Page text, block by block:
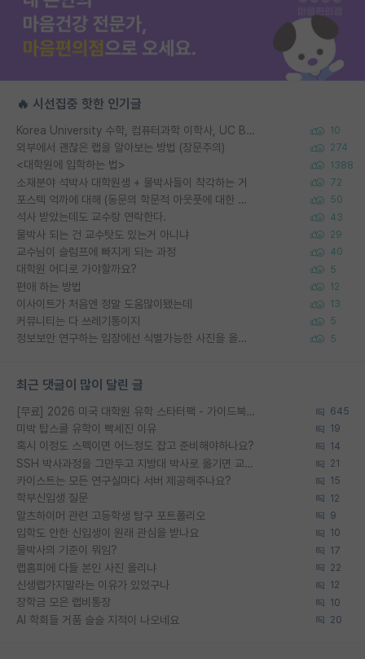
🔥 시선집중 핫한 인기글
Korea University 수학, 컴퓨터과학 이학사, UC Berkeley 산업공학 대학원 공학박사가 되는 것은 쉽지 않겠죠? 10
외부에서 괜찮은 랩을 알아보는 방법 (장문주의) 274
<대학원에 입학하는 법> 1388
소재분야 석박사 대학원생 + 물박사들이 착각하는 거 72
포스텍 억까에 대해 (동문의 학문적 아웃풋에 대한 반박) 50
석사 받았는데도 교수랑 연락한다. 43
물박사 되는 건 교수탓도 있는거 아니냐 29
교수님이 슬럼프에 빠지게 되는 과정 40
대학원 어디로 가야할까요? 5
편애 하는 방법 12
이사이트가 처음엔 정말 도움많이됐는데 13
커뮤니티는 다 쓰레기통이지 5
정보보안 연구하는 입장에선 식별가능한 사진을 올리는건 비추이긴함 5
최근 댓글이 많이 달린 글
[무료] 2026 미국 대학원 유학 스타터팩 - 가이드북 & 합격자 컨택메일 템플릿 645
미박 탑스쿨 유학이 빡세진 이유 19
혹시 이정도 스펙이면 어느정도 잡고 준비해야하나요? 14
SSH 박사과정을 그만두고 지방대 박사로 옮기면 교수의 꿈은 끝일까요? 21
카이스트는 모든 연구실마다 서버 제공해주나요? 15
학부신입생 질문 12
알츠하이머 관련 고등학생 탐구 포트폴리오 9
입학도 안한 신입생이 원래 관심을 받나요 10
물박사의 기준이 뭐임? 17
랩홈피에 다들 본인 사진 올리냐 22
신생랩가지말라는 이유가 있었구나 12
장학금 모은 랩비통장 10
AI 학회들 거품 슬슬 지적이 나오네요 20